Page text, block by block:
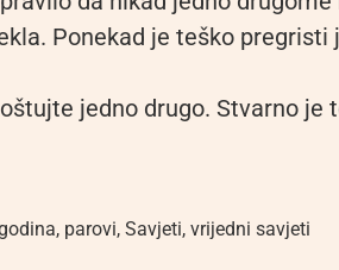
Ponekad je teško pregristi
jedno drugo. Stvarno je
, parovi, Savjeti, vrijedni savjeti